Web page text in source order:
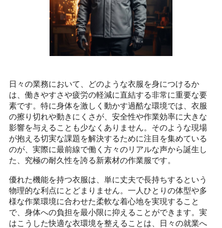
日々の業務において、どのような衣服を身につけるか
は、働きやすさや疲労の軽減に直結する非常に重要な要
素です。特に身体を激しく動かす過酷な環境では、衣服
の擦り切れや動きにくさが、安全性や作業効率に大きな
影響を与えることも少なくありません。そのような現場
が抱える切実な課題を解決するために注目を集めている
のが、実際に最前線で働く方々のリアルな声から誕生し
た、究極の耐久性を誇る新素材の作業服です。
優れた機能を持つ衣服は、単に丈夫で長持ちするという
物理的な利点にとどまりません。一人ひとりの体型や多
様な作業環境に合わせた柔軟な着心地を実現すること
で、身体への負担を最小限に抑えることができます。実
はこうした快適な衣環境を整えることは、日々の就業へ